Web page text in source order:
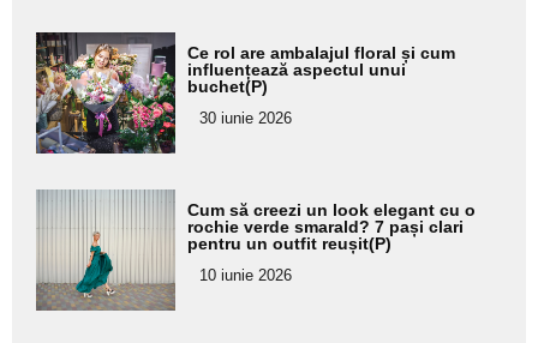
Adaugă
aici textul
pentru
subtitlu
Ce rol are ambalajul floral și cum
influențează aspectul unui
buchet(P)
30 iunie 2026
Adaugă
aici textul
pentru
subtitlu
Cum să creezi un look elegant cu o
rochie verde smarald? 7 pași clari
pentru un outfit reușit(P)
10 iunie 2026